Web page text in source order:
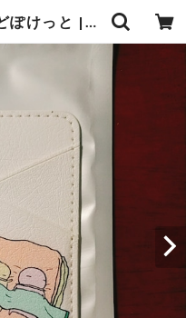
【受注生産】かーどぽけっと | あんまんまんしょっぷ